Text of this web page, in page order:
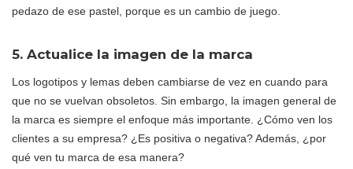
pedazo de ese pastel, porque es un cambio de juego.
5. Actualice la imagen de la marca
Los logotipos y lemas deben cambiarse de vez en cuando para
que no se vuelvan obsoletos. Sin embargo, la imagen general de
la marca es siempre el enfoque más importante. ¿Cómo ven los
clientes a su empresa? ¿Es positiva o negativa? Además, ¿por
qué ven tu marca de esa manera?